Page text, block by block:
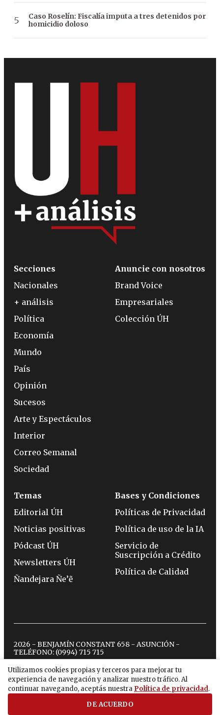
Caso Roselín: Fiscalía imputa a tres detenidos por
homicidio doloso
Utilizamos cookies propias y terceros para mejorar tu
experiencia de navegación y analizar nuestro tráfico. Al
continuar navegando, aceptás nuestra Política de privacidad.
DE ACUERDO
Secciones
Nacionales
+ análisis
Política
Economía
Mundo
País
Opinión
Sucesos
Arte y Espectáculos
Interior
Correo Semanal
Sociedad
Anuncie con nosotros
Brand Voice
Empresariales
Colección ÚH
Temas
Editorial ÚH
Noticias positivas
Pódcast ÚH
Newsletters ÚH
Ñandejara Ñe’ẽ
Bases y Condiciones
Políticas de Privacidad
Política de uso de la IA
Servicio de
Suscripción a Crédito
Política de Calidad
2026 - BENJAMÍN CONSTANT 658 - ASUNCIÓN -
TELÉFONO: (0994) 715 715
twitterinstagram
facebook
tiktokyoutubespotify